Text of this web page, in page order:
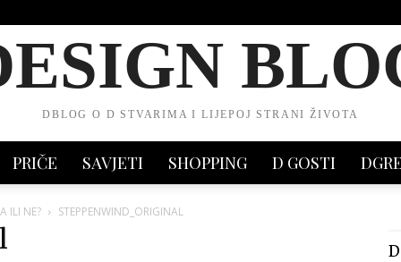
DBLOG O D STVARIMA I LIJEPOJ STRANI ŽIVOTA
PRIČE SAVJETI SHOPPING D GOSTI
ILI NE? STEPPENWIND_ORIGINAL